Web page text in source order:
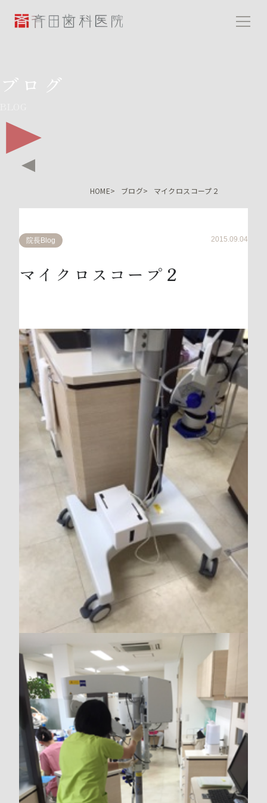
斉田歯科医院
ブログ
HOME ブログ マイクロスコープ２
院長Blog 2015.09.04
マイクロスコープ２